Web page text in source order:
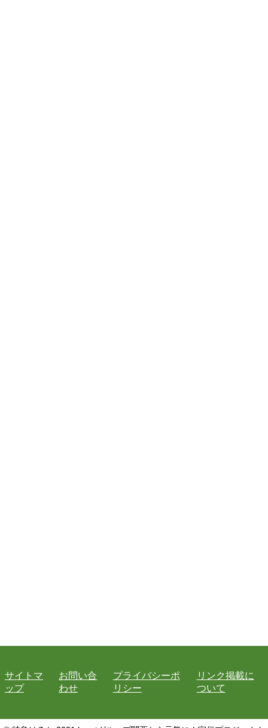
サイトマ
ップ
お問い合
わせ
プライバシーポ
リシー
リンク掲載に
ついて